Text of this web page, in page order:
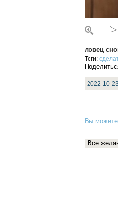
ловец
Теги:
2022-10-
Вы можете
Все